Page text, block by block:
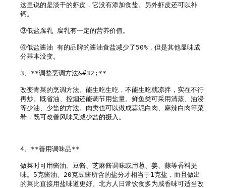
这里说的是淡干的虾皮，它没有添加食盐。另外虾皮还可以补
钙。
③低盐腐乳 腐乳有一定的营养价值。
④低盐酱油 有的品牌的酱油食盐减少了50%，但是其他显味成
分基本没变。
3、**调整烹调方法&#32;**
改变青菜的烹调方法。能生吃生吃，不能生吃就凉拌，实在不行
再炒。既省油、控烟还能调节用盐量。鲜鱼类可采用清蒸、油浸
等少油、少盐的方法。肉类也可以做成蒜泥白肉、麻辣白肉等菜
肴，既可改善风味又减少盐的摄入。
4、**善用调味品**
做菜时可用酱油、豆酱、芝麻酱调味或用葱、姜、蒜等香料提
味。5克酱油、20克豆酱所含的盐分才相当于1克盐，而且做出
的菜比直接用盐味道更好。北方人日常饮食多为咸香味可适当改